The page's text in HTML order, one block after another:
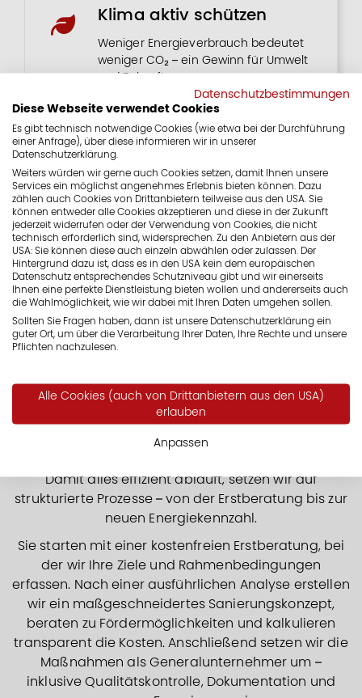
Klima aktiv schützen
Weniger Energieverbrauch bedeutet
weniger CO₂ – ein Gewinn für Umwelt
und Zukunft.
Förderungen sichern
Wir beraten Sie zu Bundes-, Landes-
und Gemeindeförderungen – und
helfen bei der Antragstellung.
UMSETZUNG
Unser bewährter Ablauf für Ihr
Sanierungsprojekt
Damit alles effizient abläuft, setzen wir auf
strukturierte Prozesse – von der Erstberatung bis zur
neuen Energiekennzahl.
Sie starten mit einer kostenfreien Erstberatung, bei
der wir Ihre Ziele und Rahmenbedingungen
erfassen. Nach einer ausführlichen Analyse erstellen
wir ein maßgeschneidertes Sanierungskonzept,
beraten zu Fördermöglichkeiten und kalkulieren
transparent die Kosten. Anschließend setzen wir die
Maßnahmen als Generalunternehmer um –
inklusive Qualitätskontrolle, Dokumentation und
Datenschutzbestimmungen
Diese Webseite verwendet Cookies
Es gibt technisch notwendige Cookies (wie etwa bei der Durchführung
einer Anfrage), über diese informieren wir in unserer
Datenschutzerklärung.
Weiters würden wir gerne auch Cookies setzen, damit Ihnen unsere
Services ein möglichst angenehmes Erlebnis bieten können. Dazu
zählen auch Cookies von Drittanbietern teilweise aus den USA. Sie
können entweder alle Cookies akzeptieren und diese in der Zukunft
jederzeit widerrufen oder der Verwendung von Cookies, die nicht
technisch erforderlich sind, widersprechen. Zu den Anbietern aus der
USA: Sie können diese auch einzeln abwählen oder zulassen. Der
Hintergrund dazu ist, dass es in den USA kein dem europäischen
Datenschutz entsprechendes Schutzniveau gibt und wir einerseits
Ihnen eine perfekte Dienstleistung bieten wollen und andererseits auch
die Wahlmöglichkeit, wie wir dabei mit Ihren Daten umgehen sollen.
Sollten Sie Fragen haben, dann ist unsere Datenschutzerklärung ein
guter Ort, um über die Verarbeitung Ihrer Daten, Ihre Rechte und unsere
Pflichten nachzulesen.
Alle Cookies (auch von Drittanbietern aus den USA)
erlauben
Anpassen